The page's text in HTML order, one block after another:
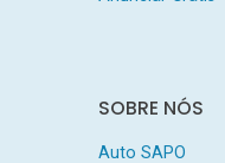
SOBRE NÓS
Auto SAPO